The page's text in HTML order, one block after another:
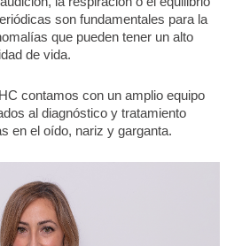
son fundamentales para la
que pueden tener un alto
de vida.
contamos con un amplio equipo
al diagnóstico y tratamiento
en el oído, nariz y garganta.